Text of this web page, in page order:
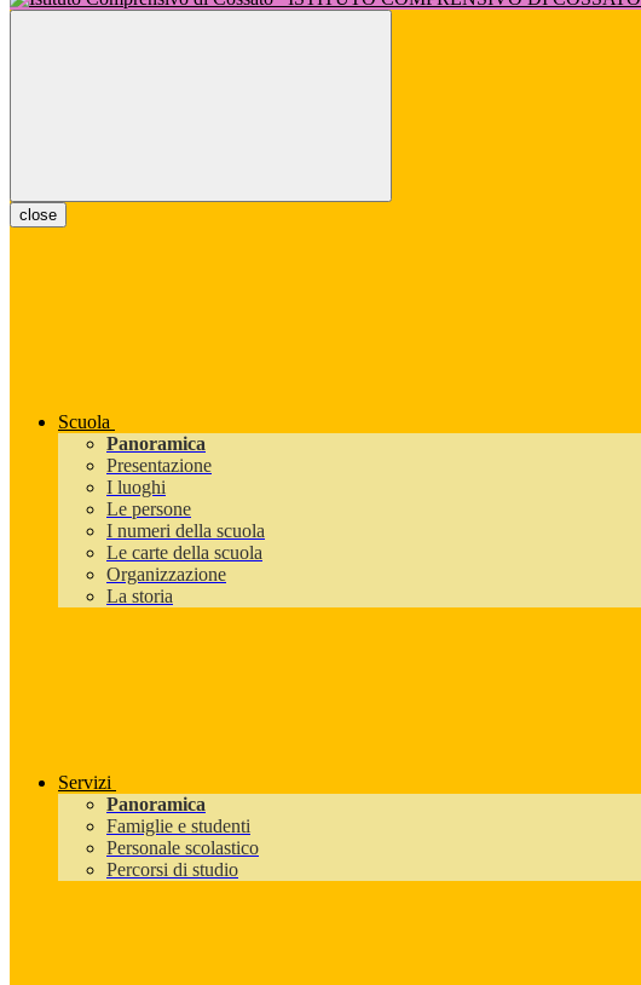
close
Scuola
Panoramica
Presentazione
I luoghi
Le persone
I numeri della scuola
Le carte della scuola
Organizzazione
La storia
Servizi
Panoramica
Famiglie e studenti
Personale scolastico
Percorsi di studio